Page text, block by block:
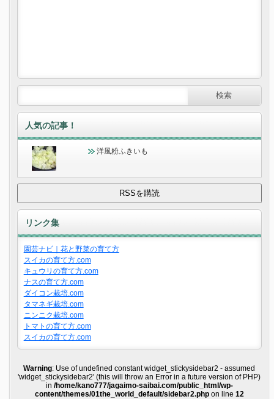
人気の記事！
洋風粉ふきいも
リンク集
園芸ナビ｜花と野菜の育て方
スイカの育て方.com
キュウリの育て方.com
ナスの育て方.com
ダイコン栽培.com
タマネギ栽培.com
ニンニク栽培.com
トマトの育て方.com
スイカの育て方.com
Warning: Use of undefined constant widget_stickysidebar2 - assumed
'widget_stickysidebar2' (this will throw an Error in a future version of PHP)
in /home/kano777/jagaimo-saibai.com/public_html/wp-
content/themes/01the_world_default/sidebar2.phpon line 12